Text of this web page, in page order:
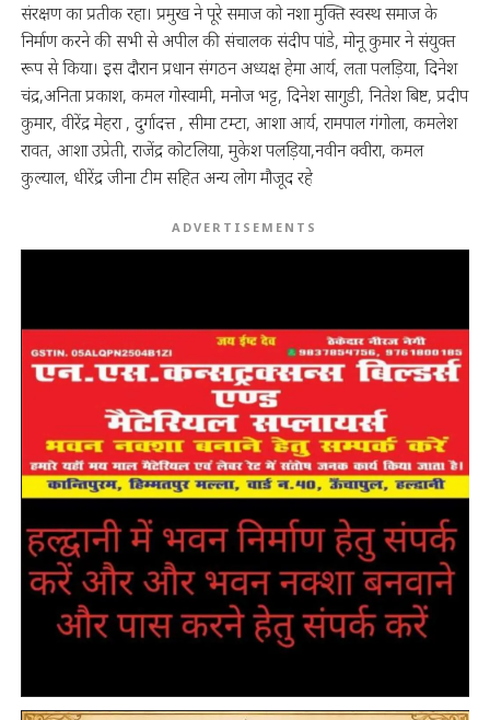
संरक्षण का प्रतीक रहा। प्रमुख ने पूरे समाज को नशा मुक्ति स्वस्थ समाज के
निर्माण करने की सभी से अपील की संचालक संदीप पांडे, मोनू कुमार ने संयुक्त
रूप से किया। इस दौरान प्रधान संगठन अध्यक्ष हेमा आर्य, लता पलड़िया, दिनेश
चंद्र,अनिता प्रकाश, कमल गोस्वामी, मनोज भट्ट, दिनेश सागुडी, नितेश बिष्ट, प्रदीप
कुमार, वीरेंद्र मेहरा , दुर्गादत्त , सीमा टम्टा, आशा आर्य, रामपाल गंगोला, कमलेश
रावत, आशा उप्रेती, राजेंद्र कोटलिया, मुकेश पलड़िया,नवीन क्वीरा, कमल
कुल्याल, धीरेंद्र जीना टीम सहित अन्य लोग मौजूद रहे
ADVERTISEMENTS